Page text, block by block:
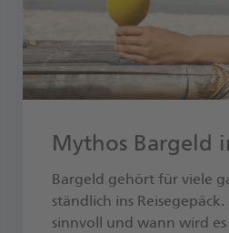
Mythos Bargeld
Bargeld gehört für viele
ständlich ins
sinnvoll und wann wird